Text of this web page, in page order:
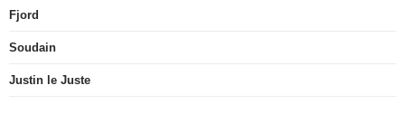
Fjord
Soudain
Justin le Juste